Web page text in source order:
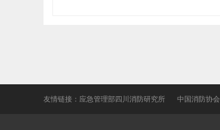
友情链接： 应急管理部四川消防研究所 中国消防协会